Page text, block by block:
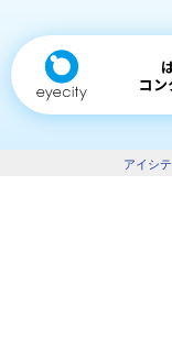
コ
アイシ